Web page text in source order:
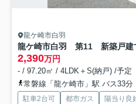
龍ケ崎市白羽
龍ケ崎市白羽 第11 新築戸
2,390万円
- / 97.20㎡ / 4LDK＋S(納戸) /予定
常磐線「龍ケ崎市」駅 バス33
駐車2台可 都市ガス 陽当り良